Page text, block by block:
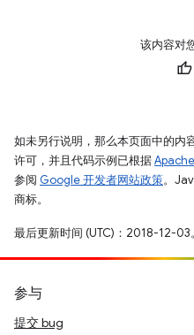
该内容对
如未另行说明，那么本页面中的内
许可，并且代码示例已根据
参阅 Google 开发者网站政策。
商标。
最后更新时间 (UTC)：2018-12-03。
参与
提交 bug